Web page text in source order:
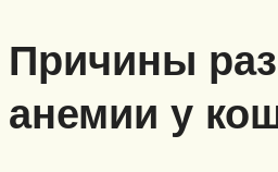
Причины
анемии у